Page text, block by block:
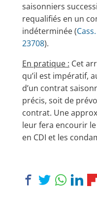
saisonniers
requalifiés en un
indéterminée (
23708).
En pratique : Cet
qu’il est impératif,
d’un contrat
précis, soit de
contrat. Une
leur fera encourir
en CDI et les